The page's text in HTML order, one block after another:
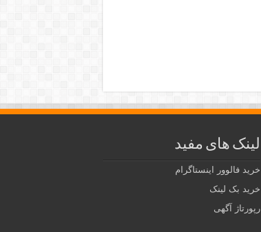
لینک های مفید
خرید فالوور اینستاگرام
خرید بک لینک
رپورتاژ آگهی